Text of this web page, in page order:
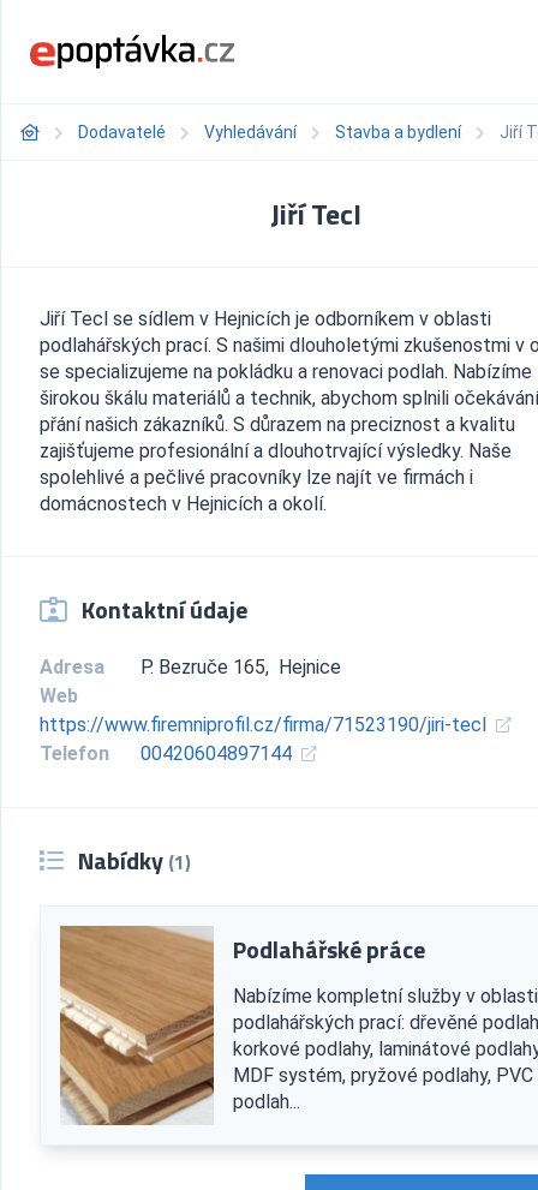
Dodavatelé Vyhledávání Stavba a bydlení Jiří
Jiří Tecl
Jiří Tecl se sídlem v Hejnicích je odborníkem v oblasti
podlahářských prací. S našimi dlouholetými zkušenostmi v
se specializujeme na pokládku a renovaci podlah. Nabízíme
širokou škálu materiálů a technik, abychom splnili
přání našich zákazníků. S důrazem na preciznost a kvalitu
zajišťujeme profesionální a dlouhotrvající výsledky. Naše
spolehlivé a pečlivé pracovníky lze najít ve firmách i
domácnostech v Hejnicích a okolí.
Kontaktní údaje
Adresa
P. Bezruče 165, Hejnice
Web
https://www.firemniprofil.cz/firma/71523190/jiri-tecl
Telefon
00420604897144
Nabídky (1)
Podlahářské práce
Nabízíme kompletní služby v oblasti
podlahářských prací: dřevěné
korkové podlahy, laminátové
MDF systém, pryžové podlahy, PVC
podlah...